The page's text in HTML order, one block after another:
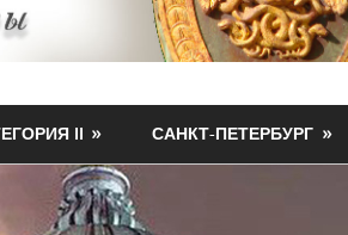
II САНКТ-ПЕТЕРБУРГ